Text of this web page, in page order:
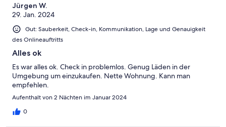
Jürgen W.
29. Jan. 2024
Gut: Sauberkeit, Check-in, Kommunikation, Lage und Genauigkeit
des Onlineauftritts
Alles ok
Es war alles ok. Check in problemlos. Genug Läden in der
Umgebung um einzukaufen. Nette Wohnung. Kann man
empfehlen.
Aufenthalt von 2 Nächten im Januar 2024
0